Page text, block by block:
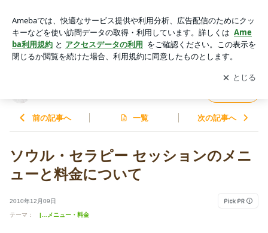
浄化するスピリチュアル・ヒーリング
アプリをダウンロードして ブログの更新通知
を受け取りまし
ょう。
開く
前の記事へ 一覧 次の記事へ
ソウル・セラピー セッションのメニ
ューと料金について
2010年12月09日
テーマ： |…メニュー・料金